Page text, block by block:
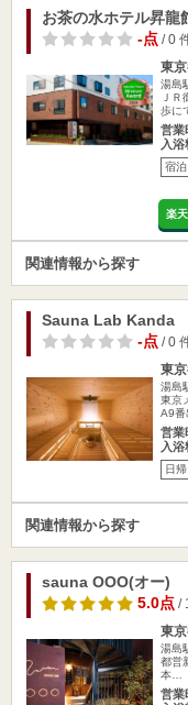
お茶の水ホテル昇龍
-点/ 0
東
湯島
Ｊ
歩に
営業
入浴
宿泊
楽
関連情報から探す
Sauna Lab Kanda
-点/ 0
東
湯島
東京
A9番
営業
入浴
日帰
関連情報から探す
sauna OOO(オー)
5.0点/
東
湯島
都営
本…
営業